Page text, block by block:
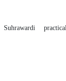
Suhrawardi